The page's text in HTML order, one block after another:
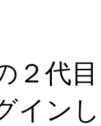
２代
イン